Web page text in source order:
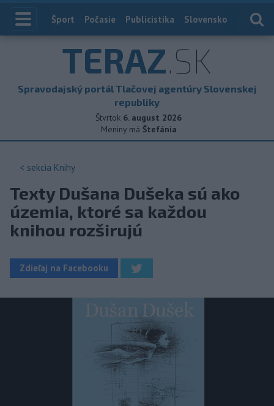
Index
Šport Počasie Publicistika Slovensko
TERAZ.SK
Spravodajský portál Tlačovej agentúry Slovenskej
republiky
Štvrtok 6. august 2026
Meniny má Štefánia
< sekcia Knihy
Texty Dušana Dušeka sú ako
územia, ktoré sa každou
knihou rozširujú
Zdieľaj na Facebooku